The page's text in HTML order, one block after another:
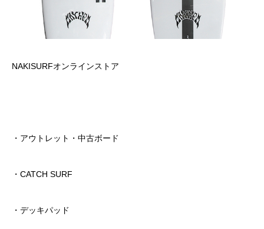
NAKISURFオンラインストア
・アウトレット・中古ボード
・CATCH SURF
・デッキパッド